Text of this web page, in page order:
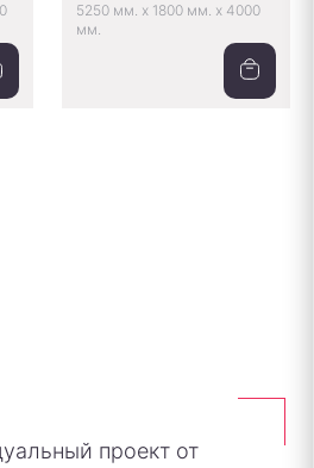
5250 мм. x 1800 мм. x 4000
мм.
проект от